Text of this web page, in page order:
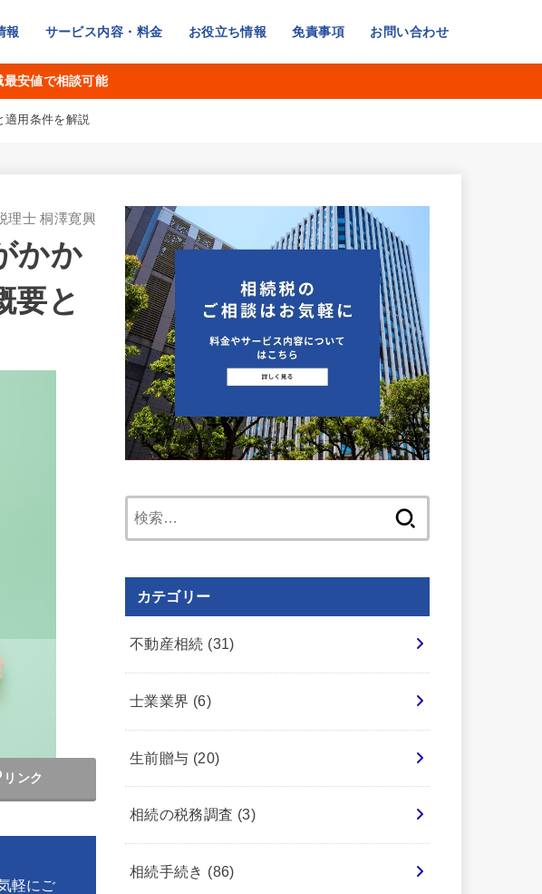
報 サービス内容・料金 お役立ち情報 免責事項 お問い合わせ
安値で相談可能
適用条件を解説
理士 桐澤寛興
かか
要と
リンク
軽にご
索:
カテゴリー
不動産相続 (31)
士業業界 (6)
生前贈与 (20)
相続の税務調査 (3)
相続手続き (86)